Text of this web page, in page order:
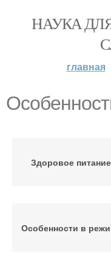
НАУКА
главная
Здоровое питание
Особенности в